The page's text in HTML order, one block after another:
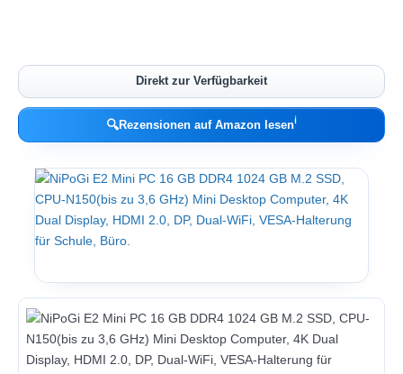
Direkt zur Verfügbarkeit
🔍Rezensionen auf Amazon lesenℹ︎